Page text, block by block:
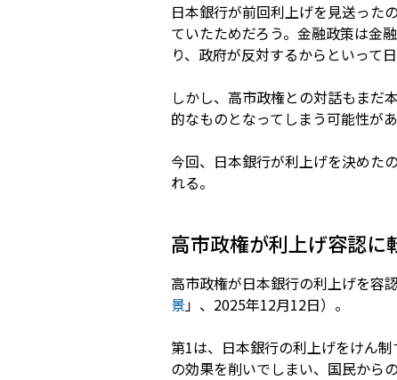
日本銀行が前回利上げを見送った
ていたためだろう。金融政策は金
り、政府が反対するからといって
しかし、高市政権との対話もまだ
的なものとなってしまう可能性が
今回、日本銀行が利上げを決めた
れる。
高市政権が利上げ容認に
高市政権が日本銀行の利上げを容
景」、2025年12月12日）。
第1は、日本銀行の利上げをけん
の効果を削いでしまい、国民から